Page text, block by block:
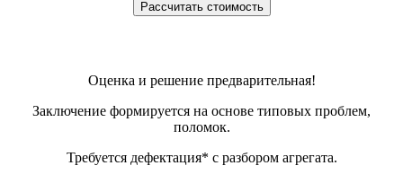
Оценка и решение предварительная!
Заключение формируется на основе типовых проблем,
поломок.
Требуется дефектация* с разбором агрегата.